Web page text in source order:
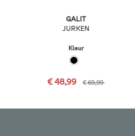
GALIT
JURKEN
Kleur
€ 48,99 € 69,99